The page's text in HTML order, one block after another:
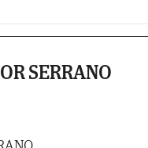
SERRANO